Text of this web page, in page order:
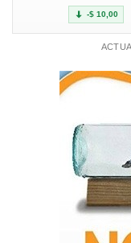
-$ 10,00